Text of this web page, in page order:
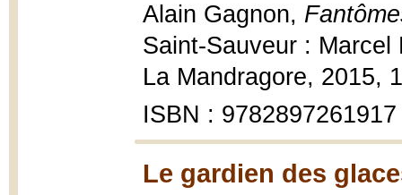
Alain Gagnon,
Saint-Sauveur :
La Mandragore, 2015,
ISBN : 9782897261917
Le gardien des